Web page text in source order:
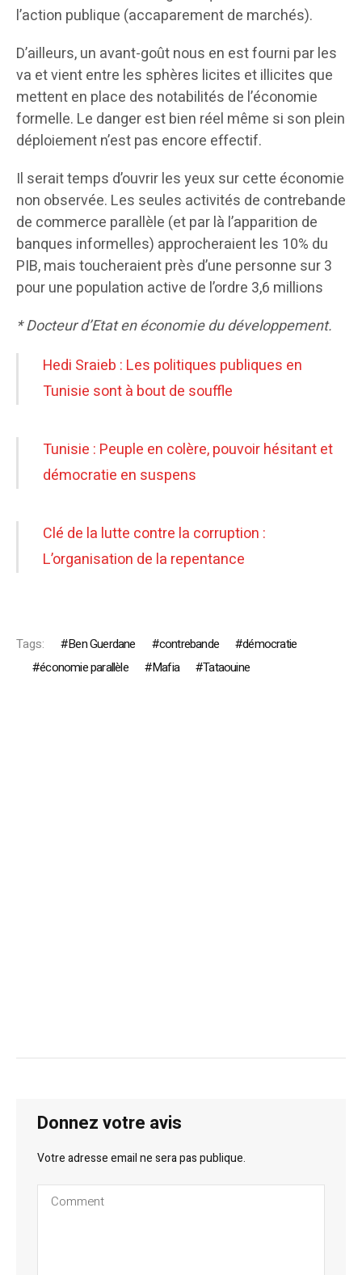
l’action publique (accaparement de marchés).
D’ailleurs, un avant-goût nous en est fourni par les
va et vient entre les sphères licites et illicites que
mettent en place des notabilités de l’économie
formelle. Le danger est bien réel même si son plein
déploiement n’est pas encore effectif.
Il serait temps d’ouvrir les yeux sur cette économie
non observée. Les seules activités de contrebande
de commerce parallèle (et par là l’apparition de
banques informelles) approcheraient les 10% du
PIB, mais toucheraient près d’une personne sur 3
pour une population active de l’ordre 3,6 millions
* Docteur d’Etat en économie du développement.
Hedi Sraieb : Les politiques publiques en
Tunisie sont à bout de souffle
Tunisie : Peuple en colère, pouvoir hésitant et
démocratie en suspens
Clé de la lutte contre la corruption :
L’organisation de la repentance
Tags: Ben Guerdane contrebande
démocratie
économie parallèle
Mafia Tataouine
Donnez votre avis
Votre adresse email ne sera pas publique.